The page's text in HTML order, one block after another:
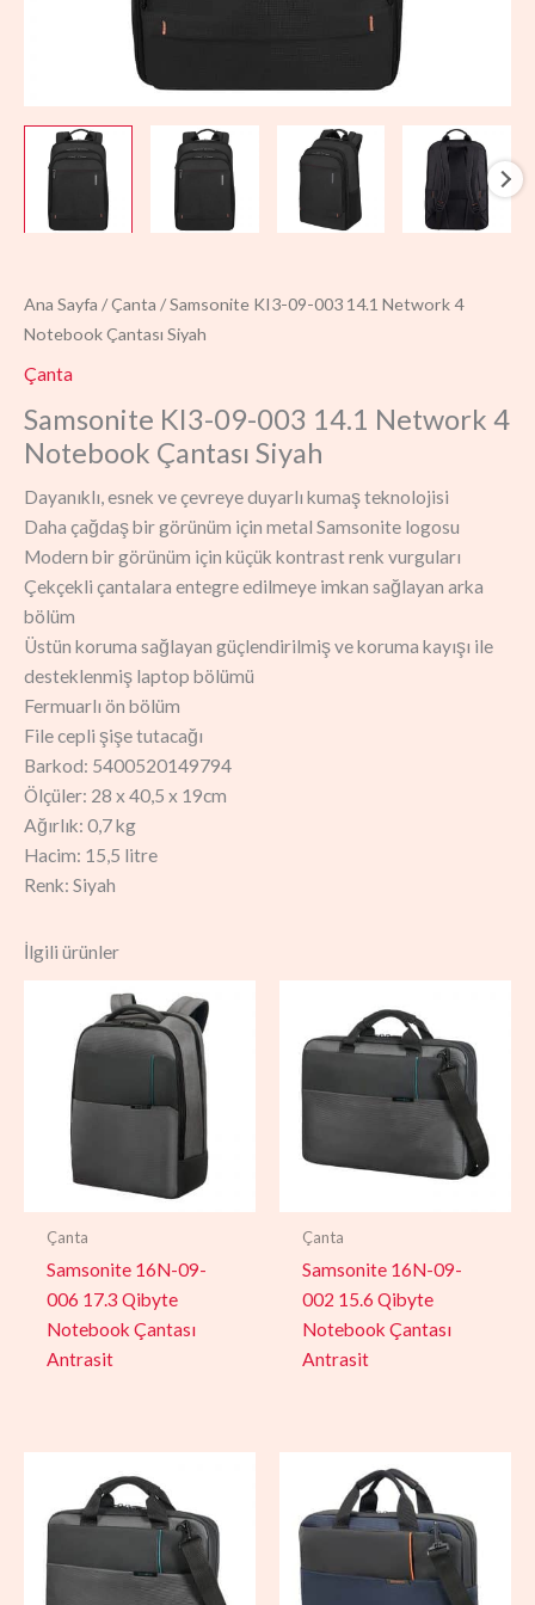
Ana Sayfa /Çanta / Samsonite KI3-09-003 14.1 Network 4
Notebook Çantası Siyah
Çanta
Samsonite KI3-09-003 14.1 Network 4
Notebook Çantası Siyah
Dayanıklı, esnek ve çevreye duyarlı kumaş teknolojisi
Daha çağdaş bir görünüm için metal Samsonite logosu
Modern bir görünüm için küçük kontrast renk vurguları
Çekçekli çantalara entegre edilmeye imkan sağlayan arka
bölüm
Üstün koruma sağlayan güçlendirilmiş ve koruma kayışı ile
desteklenmiş laptop bölümü
Fermuarlı ön bölüm
File cepli şişe tutacağı
Barkod: 5400520149794
Ölçüler: 28 x 40,5 x 19cm
Ağırlık: 0,7 kg
Hacim: 15,5 litre
Renk: Siyah
İlgili ürünler
Çanta
Samsonite 16N-09-
006 17.3 Qibyte
Notebook Çantası
Antrasit
Çanta
Samsonite 16N-09-
002 15.6 Qibyte
Notebook Çantası
Antrasit